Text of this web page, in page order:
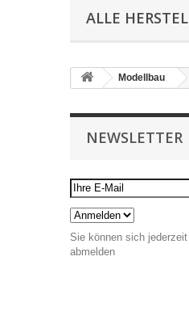
ALLE
Modellbau
NEWSLETTER
Sie können sich
abmelden